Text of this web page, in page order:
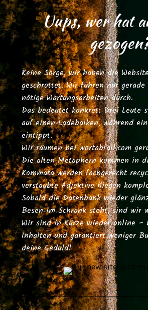
Uups, wer hat
Keine Sorge, wir haben die
geschrottet. Wir führen nur
nötige Wartungsarbeiten durch.
Das bedeutet konkret: Drei Leute
auf einen Ladebalken, während
eintippt.
Wir räumen beiwortabfall.com
Die alten Metaphern kommen in
Kommata werden fachgerecht
verstaubte Adjektive fliegen
Sobald die Datenbank wieder
Besen im Schrank steht, sind wir
Wir sind in Kürze wieder online –
Inhalten und garantiert weniger
deine Geduld!